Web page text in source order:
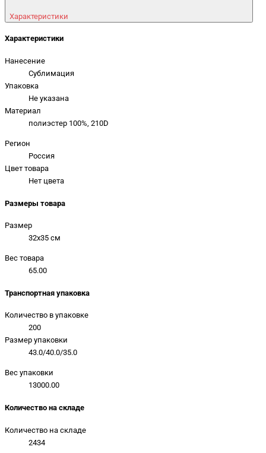
Характеристики
Характеристики
Нанесение
Сублимация
Упаковка
Не указана
Материал
полиэстер 100%, 210D
Регион
Россия
Цвет товара
Нет цвета
Размеры товара
Размер
32х35 см
Вес товара
65.00
Транспортная упаковка
Количество в упаковке
200
Размер упаковки
43.0/40.0/35.0
Вес упаковки
13000.00
Количество на складе
Количество на складе
2434